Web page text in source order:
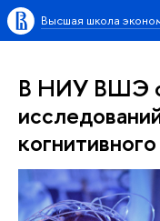
Высшая школа
В НИУ ВШЭ